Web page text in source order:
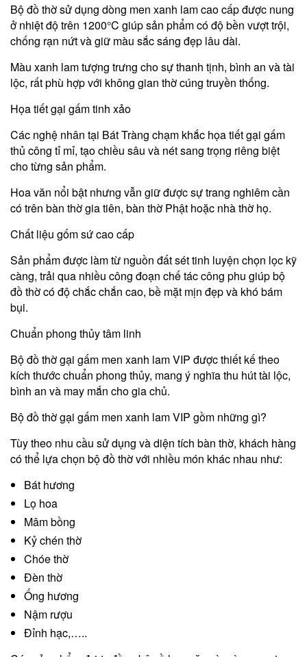
Bộ đồ thờ sử dụng dòng men xanh lam cao cấp được nung
ở nhiệt độ trên 1200°C giúp sản phẩm có độ bền vượt trội,
chống rạn nứt và giữ màu sắc sáng đẹp lâu dài.
Màu xanh lam tượng trưng cho sự thanh tịnh, bình an và tài
lộc, rất phù hợp với không gian thờ cúng truyền thống.
Họa tiết gại gấm tinh xảo
Các nghệ nhân tại Bát Tràng chạm khắc họa tiết gại gấm
thủ công tỉ mỉ, tạo chiều sâu và nét sang trọng riêng biệt
cho từng sản phẩm.
Hoa văn nổi bật nhưng vẫn giữ được sự trang nghiêm cần
có trên bàn thờ gia tiên, bàn thờ Phật hoặc nhà thờ họ.
Chất liệu gốm sứ cao cấp
Sản phẩm được làm từ nguồn đất sét tinh luyện chọn lọc kỹ
càng, trải qua nhiều công đoạn chế tác công phu giúp bộ
đồ thờ có độ chắc chắn cao, bề mặt mịn đẹp và khó bám
bụi.
Chuẩn phong thủy tâm linh
Bộ đồ thờ gại gấm men xanh lam VIP được thiết kế theo
kích thước chuẩn phong thủy, mang ý nghĩa thu hút tài lộc,
bình an và may mắn cho gia chủ.
Bộ đồ thờ gại gấm men xanh lam VIP gồm những gì?
Tùy theo nhu cầu sử dụng và diện tích bàn thờ, khách hàng
có thể lựa chọn bộ đồ thờ với nhiều món khác nhau như:
Bát hương
Lọ hoa
Mâm bồng
Kỷ chén thờ
Chóe thờ
Đèn thờ
Ống hương
Nậm rượu
Đỉnh hạc,…..